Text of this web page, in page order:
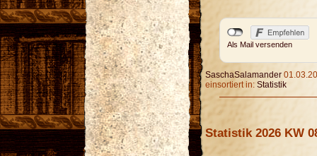
Als Mail versenden
SaschaSalamander
einsortiert in: Statistik
Statistik 2026 KW